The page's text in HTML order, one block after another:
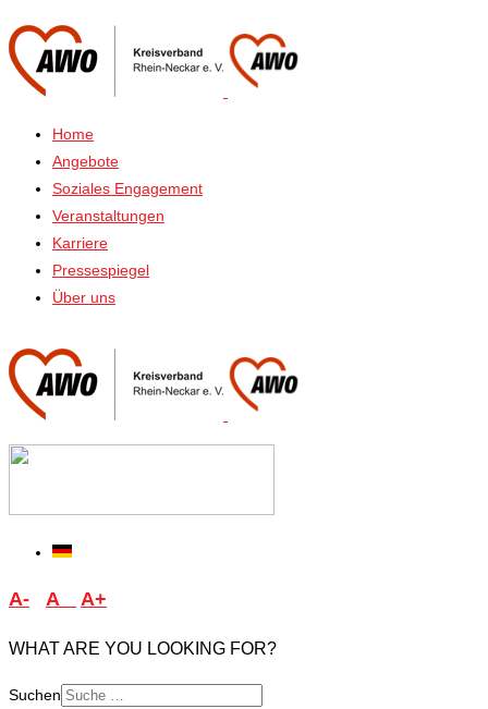
Home
Angebote
Soziales Engagement
Veranstaltungen
Karriere
Pressespiegel
Über uns
A- A A+
WHAT ARE YOU LOOKING FOR?
Suchen